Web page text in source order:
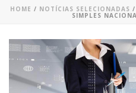
HOME / NOTÍCIAS SELECIONADAS /
SIMPLES